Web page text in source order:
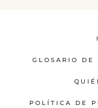
GLOSARIO DE
POLÍTICA DE